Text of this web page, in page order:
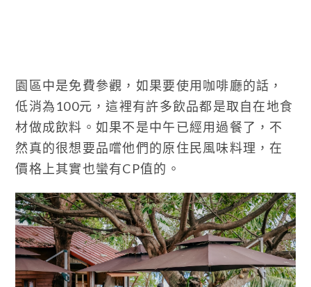
園區中是免費參觀，如果要使用咖啡廳的話，
低消為100元，這裡有許多飲品都是取自在地食
材做成飲料。如果不是中午已經用過餐了，不
然真的很想要品嚐他們的原住民風味料理，在
價格上其實也蠻有CP值的。